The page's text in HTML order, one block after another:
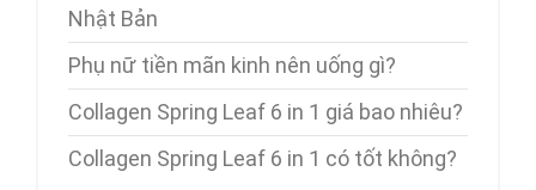
Nhật Bản
Phụ nữ tiền mãn kinh nên uống gì?
Collagen Spring Leaf 6 in 1 giá bao nhiêu?
Collagen Spring Leaf 6 in 1 có tốt không?